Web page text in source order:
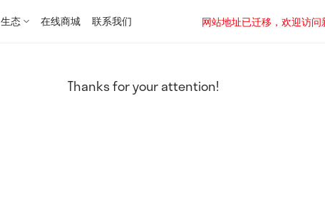
生态 在线商城 联系我们
网站地址已迁移，欢迎访
Thanks for your attention!